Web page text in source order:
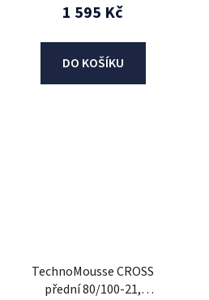
1 595 Kč
DO KOŠÍKU
TechnoMousse CROSS
přední 80/100-21,